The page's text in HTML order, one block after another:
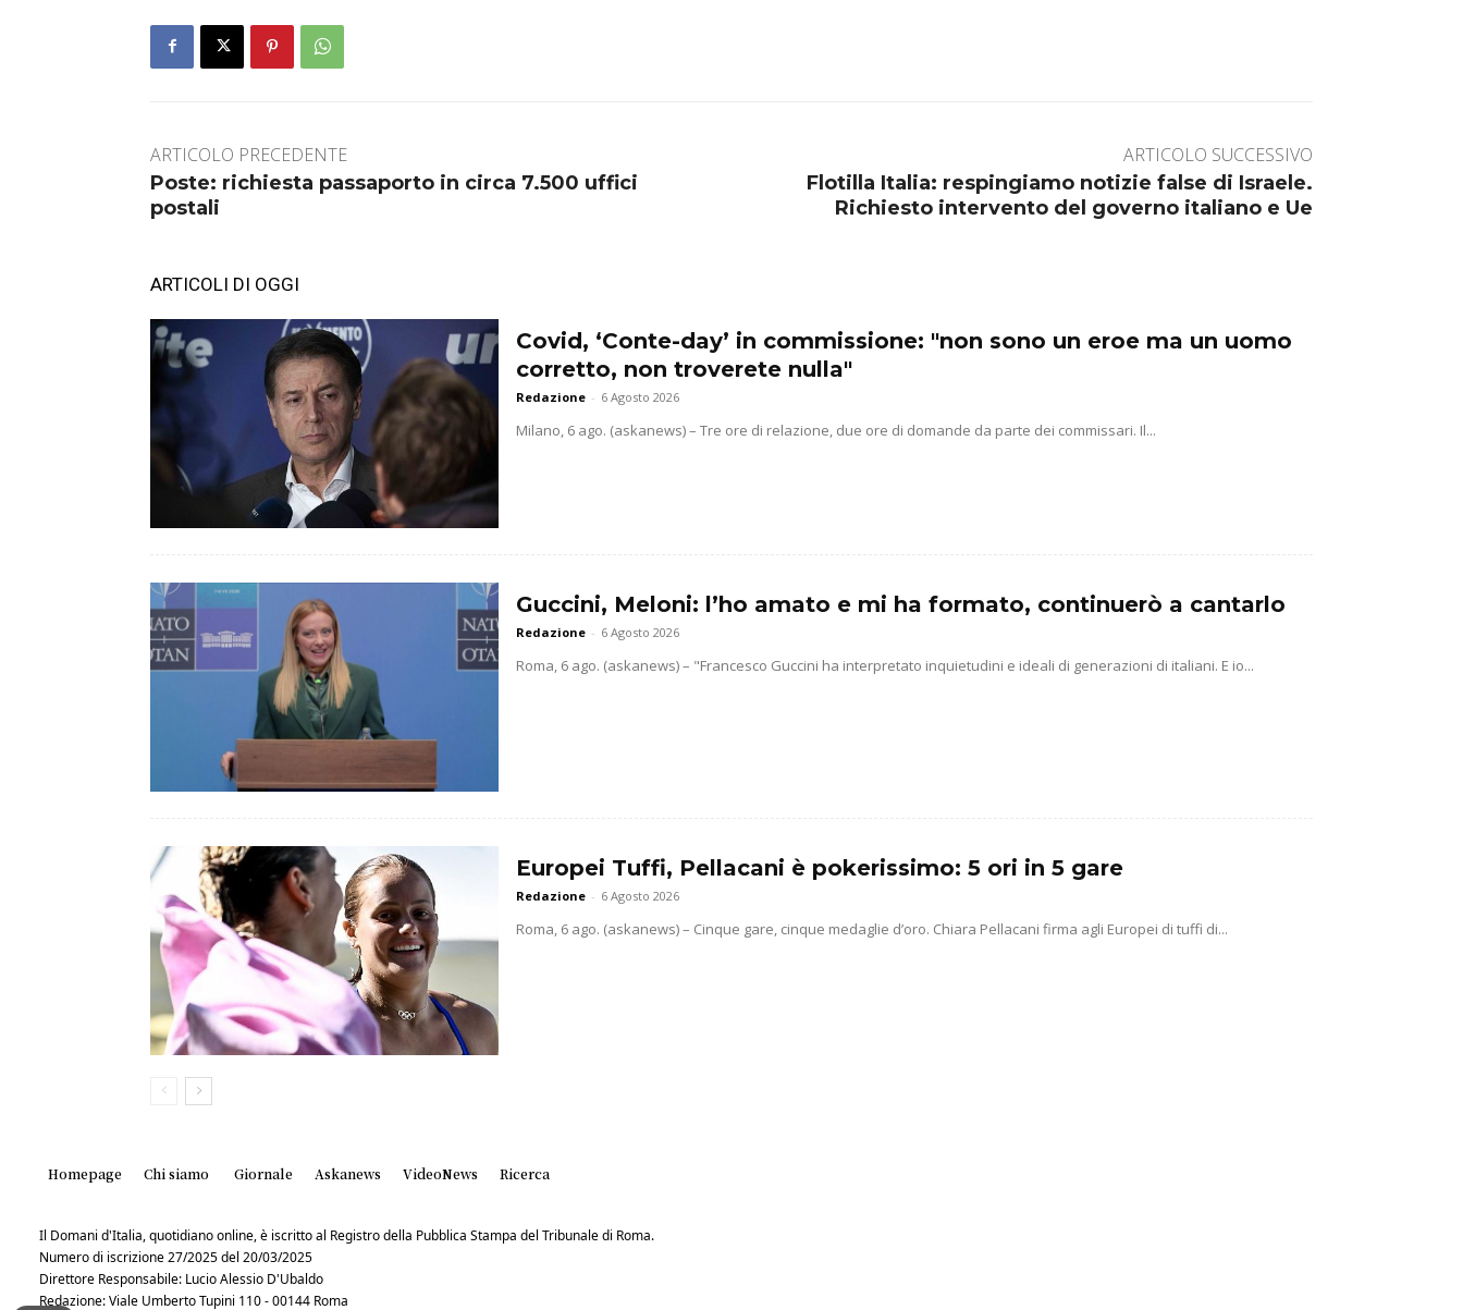
ARTICOLO PRECEDENTE
Poste: richiesta passaporto in circa 7.500 uffici
postali
ARTICOLO SUCCESSIVO
Flotilla Italia: respingiamo notizie false di Israele.
Richiesto intervento del governo italiano e Ue
ARTICOLI DI OGGI
Covid, ‘Conte-day’ in commissione: "non sono un eroe ma un uomo
corretto, non troverete nulla"
Redazione - 6 Agosto 2026
Milano, 6 ago. (askanews) – Tre ore di relazione, due ore di domande da parte dei commissari. Il...
Guccini, Meloni: l’ho amato e mi ha formato, continuerò a cantarlo
Redazione - 6 Agosto 2026
Roma, 6 ago. (askanews) – "Francesco Guccini ha interpretato inquietudini e ideali di generazioni di italiani. E io...
Europei Tuffi, Pellacani è pokerissimo: 5 ori in 5 gare
Redazione - 6 Agosto 2026
Roma, 6 ago. (askanews) – Cinque gare, cinque medaglie d’oro. Chiara Pellacani firma agli Europei di tuffi di...
Homepage Chi siamo Giornale Askanews VideoNews Ricerca
Il Domani d'Italia, quotidiano online, è iscritto al Registro della Pubblica Stampa del Tribunale di Roma.
Numero di iscrizione 27/2025 del 20/03/2025
Direttore Responsabile: Lucio Alessio D'Ubaldo
Redazione: Viale Umberto Tupini 110 - 00144 Roma